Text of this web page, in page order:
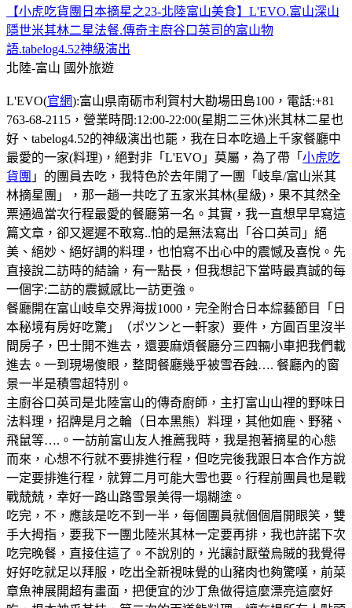
【小虎吃貨團日本摘星之23-北陸富山美食】L'EVO.富山深山
隱世米其林二星法餐.傳奇主廚谷口英司的富山物
語.tabelog4.52神級演出
北陸-富山 國外旅遊
L'EVO(官網):富山県南砺市利賀村大勘場田島100，電話:+81
763-68-2115，營業時間:12:00-22:00(星期二三休)米其林二星也
好、tabelog4.52的神級演出也罷，我在日本吃過上千家餐廳中
最愛的一家(料理)，絕對非「L'EVO」莫屬，為了帶「 小虎吃
貨團 」的團員去吃，我特色於去年開了一團「岐阜/富山米其
林摘星團」，那一趟一共吃了五家米其林(星級)，果不其然全
票通過當次行程最愛的餐廳第一名。其實，我一直想早早寫這
篇文章，卻又遲遲不敢寫..怕的是無法寫出「谷口英司」絕
美、絕妙、絕好調的料理，也怕寫不出心中的震憾及喜悅。先
直接說二訪時的結論，有一點長，但我想記下當時最真誠的每
一個字:二訪的震撼感比一訪更強。
餐廳開在富山岐阜交界海拔1000，完全附合日本綜藝節目「日
本秘境有房好吃驚」（ポツンと一軒家）要件，方圓百里沒半
間房子，巴士開不進去，還要麻煩餐廳分三四輛小車把我們載
進去。一到現場傻眼，整間餐廳幾乎被雪吞蝕…. 餐廳內的窗
景一半是積雪超特別。
主廚谷口英司是北陸富山的傳奇廚師，主打富山山𥚃的野味日
法料理，招牌是月之輪（日本黑熊）料理，其他如鹿、野豬、
飛鼠等….。一訪前富山友人推薦我時，我是抱著摘星的心態
而來，心想不行就不要排進行程，但吃完後我跟日本合作方說
一定要排進行程，就算二月可能大雪也要。行程前團員也是戰
戰兢兢，幸好一路山路雪景美得一塌糊塗。
吃完，不，應該是吃不到一半，每個團員就個個眉開眼笑，雙
手大拇指，要我下一團北陸米其林一定要再排，我也許諾下次
吃完晚餐，直接住這了。不說別的，光讓討厭螢烏賊的我覺得
好好吃就足以拜服，吃出全新視味覺的山豬肉也夠驚嘆，前菜
章魚神展開超有畫面，把便宜的沙丁魚做得這麼漂亮這麼好